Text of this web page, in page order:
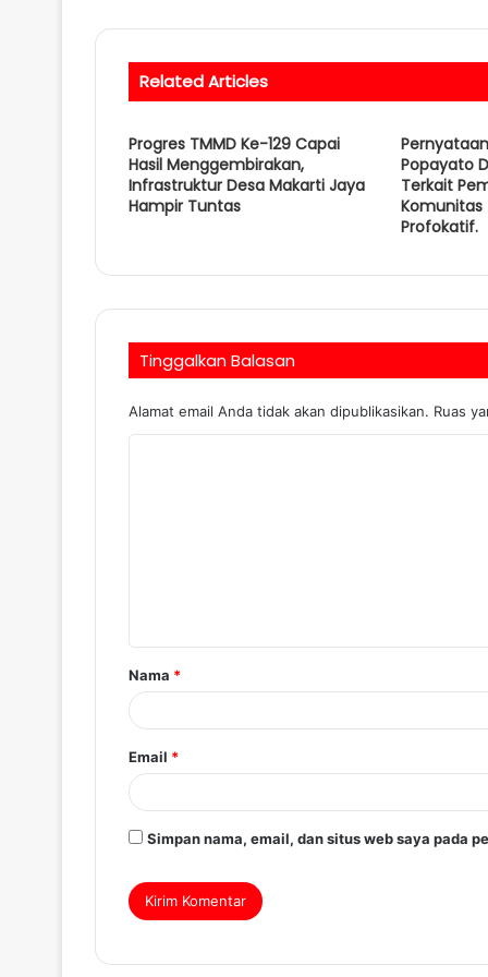
Related Articles
Progres TMMD Ke-129 Capai
Hasil Menggembirakan,
Infrastruktur Desa Makarti Jaya
Hampir Tuntas
Popayato
Terkait
Komunitas
Profokatif.
Tinggalkan Balasan
Alamat email Anda tidak akan dipublikasikan. Ruas
Nama *
Email *
Simpan nama, email, dan situs web saya pada